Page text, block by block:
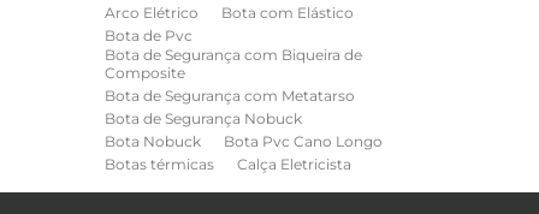
Arco Elétrico
Bota com Elástico
Bota de Pvc
Bota de Segurança com Biqueira de
Composite
Bota de Segurança com Metatarso
Bota de Segurança Nobuck
Bota Nobuck
Bota Pvc Cano Longo
Botas térmicas
Calça Eletricista